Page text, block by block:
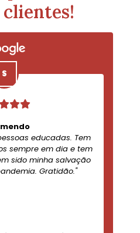
clientes!
educadas. Tem
sempre em dia e tem
sido minha salvação
Gratidão."